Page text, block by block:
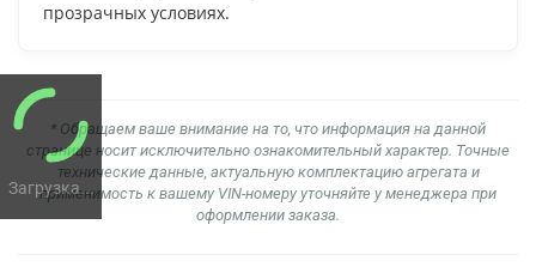
Загрузка...
прозрачных условиях.
* Обращаем ваше внимание на то, что информация на данной
странице носит исключительно ознакомительный характер. Точные
технические данные, актуальную комплектацию агрегата и
применимость к вашему VIN-номеру уточняйте у менеджера при
оформлении заказа.